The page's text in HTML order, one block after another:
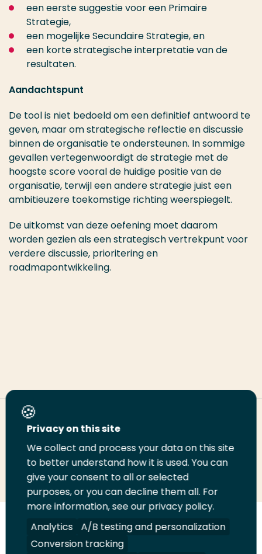
een eerste suggestie voor een Primaire
Strategie,
een mogelijke Secundaire Strategie, en
een korte strategische interpretatie van de
resultaten.
Aandachtspunt
De tool is niet bedoeld om een definitief antwoord te
geven, maar om strategische reflectie en discussie
binnen de organisatie te ondersteunen. In sommige
gevallen vertegenwoordigt de strategie met de
hoogste score vooral de huidige positie van de
organisatie, terwijl een andere strategie juist een
ambitieuzere toekomstige richting weerspiegelt.
De uitkomst van deze oefening moet daarom
worden gezien als een strategisch vertrekpunt voor
verdere discussie, prioritering en
roadmapontwikkeling.
Deel deze pagina
Deel
LinkedIn
Deel
op
Twitter
Deel
op
Facebook
Email
deze
pagina
Print
deze
pagina
Volg
ons
Volg
ons
Volg
ons
Volg
ons
Privacy on this site
We collect and process your data on this site
to better understand how it is used. You can
give your consent to all or selected
purposes, or you can decline them all. For
more information, see our privacy policy.
Analytics
A/B testing and personalization
Conversion tracking